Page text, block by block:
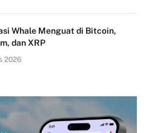
Whale Menguat di Bitcoin,
dan XRP
2026